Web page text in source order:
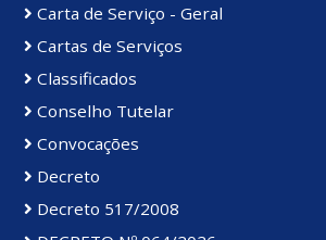
Carta de Serviço - Geral
Cartas de Serviços
Classificados
Conselho Tutelar
Convocações
Decreto
Decreto 517/2008